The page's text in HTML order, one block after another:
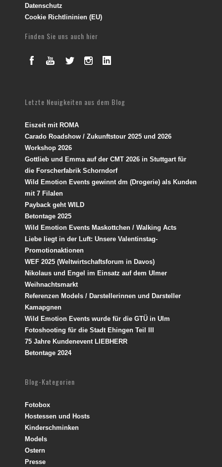
Datenschutz
Cookie Richtlininien (EU)
Finden Sie uns auch hier
Letzte Neuigkeiten aus dem Blog
Eiszeit mit ROMA
Carado Roadshow / Zukunftstour 2025 und 2026
Workshop 2026
Gottlieb und Emma auf der CMT 2026 in Stuttgart für
die Forscherfabrik Schorndorf
Wild Emotion Events gewinnt dm (Drogerie) als Kunden
mit 7 Filalen
Payback geht WILD
Betontage 2025
Wild Emotion Events Maskottchen / Walking Acts
Liebe liegt in der Luft: Unsere Valentinstag-
Promotionaktionen
WEF 2025 (Weltwirtschaftsforum in Davos)
Nikolaus und Engel im Einsatz auf dem Ulmer
Weihnachtsmarkt
Referenzen Models / Darstellerinnen und Darsteller
Kamapgnen
Wild Emotion Events wurde für die GTÜ in Ulm
Fotoshooting für die Stadt Ehingen Teil III
75 Jahre Kundenevent LIEBHERR
Betontage 2024
Blog-Kategorien
Fotobox
Hostessen und Hosts
Kinderschminken
Models
Ostern
Presse